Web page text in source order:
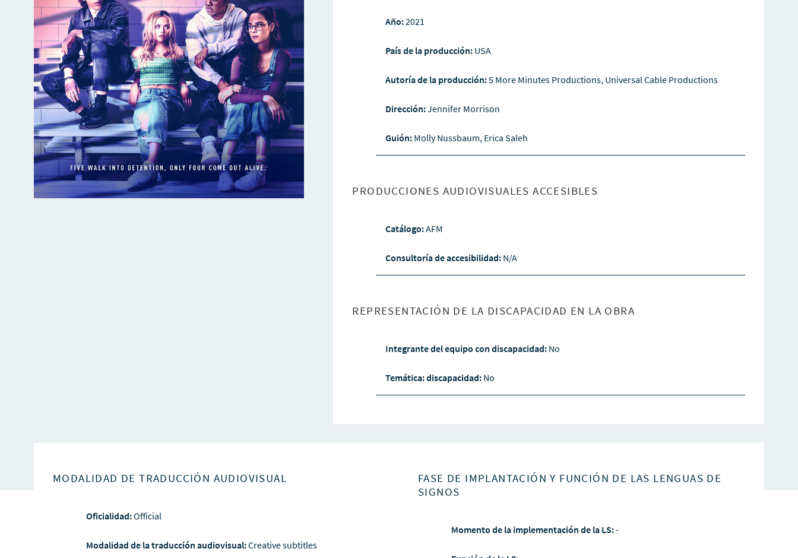
Año:2021
País de la producción: USA
Autoría de la producción:5 More Minutes Productions, Universal Cable Productions
Dirección:Jennifer Morrison
Guión: Molly Nussbaum, Erica Saleh
PRODUCCIONES AUDIOVISUALES ACCESIBLES
Catálogo:AFM
Consultoría de accesibilidad: N/A
REPRESENTACIÓN DE LA DISCAPACIDAD EN LA OBRA
Integrante del equipo con discapacidad: No
Temática: discapacidad: No
MODALIDAD DE TRADUCCIÓN AUDIOVISUAL
Oficialidad:Official
Modalidad de la traducción audiovisual:Creative subtitles
FASE DE IMPLANTACIÓN Y FUNCIÓN DE LAS LENGUAS DE
SIGNOS
Momento de la implementación de la LS:-